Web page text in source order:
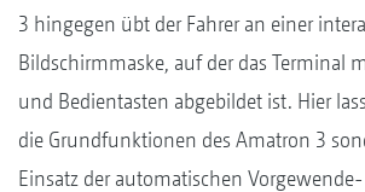
3 hingegen übt der Fahrer an einer
Bildschirmmaske, auf der das Terminal
und Bedientasten abgebildet ist. Hier
die Grundfunktionen des Amatron 3
Einsatz der automatischen